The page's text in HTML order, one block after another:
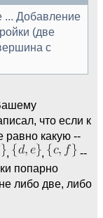
... Добавление
(две
с
что если к
равно какую --
, ,
--
попарно
либо две, либо